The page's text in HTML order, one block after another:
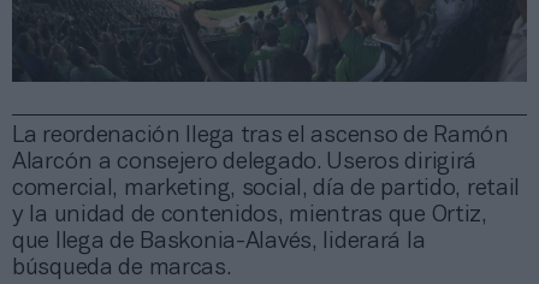
La reordenación llega tras el ascenso de Ramón
Alarcón a consejero delegado. Useros dirigirá
comercial, marketing, social, día de partido, retail
y la unidad de contenidos, mientras que Ortiz,
que llega de Baskonia-Alavés, liderará la
búsqueda de marcas.